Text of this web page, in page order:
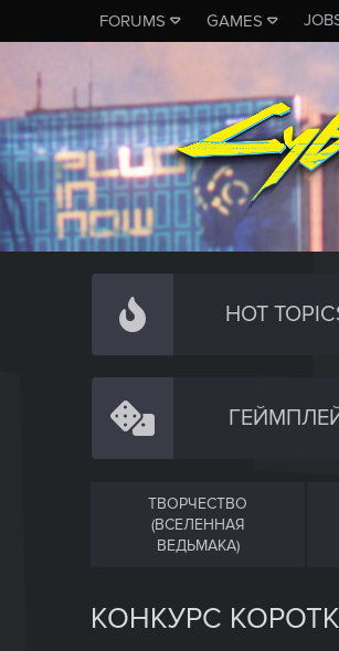
FORUMS GAMES
HOT
ТВОРЧЕСТВО
(ВСЕЛЕННАЯ
ВЕДЬМАКА)
КОНКУРС